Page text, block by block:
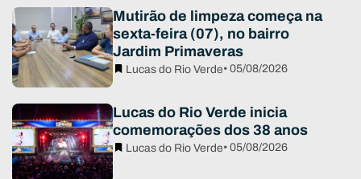
Mutirão de limpeza começa na
sexta-feira (07), no bairro
Jardim Primaveras
Lucas do Rio Verde• 05/08/2026
Lucas do Rio Verde inicia
comemorações dos 38 anos
Lucas do Rio Verde• 05/08/2026